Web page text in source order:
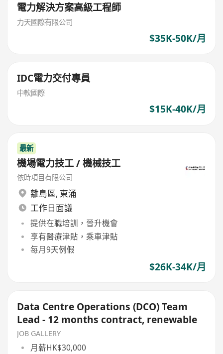
電力解決方案高級工程師
力天國際有限公司
$35K-50K/月
IDC電力交付專員
中軟國際
$15K-40K/月
最新
機場電力技工 / 機械技工
依時項目有限公司
離島區, 東涌
工作日面議
提供在職培訓，晉升機會
享有醫療津貼，乘車津貼
每月9天例假
$26K-34K/月
Data Centre Operations (DCO) Team
Lead - 12 months contract, renewable
JOB GALLERY
月薪HK$30,000